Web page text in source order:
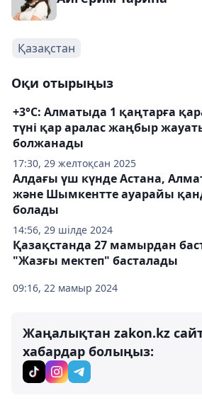
Қазақстан
Оқи отырыңыз
17:30, 29 желтоқсан 2025
+3°C: Алматыда 1 қаңтарға
түні қар аралас жаңбыр
болжанады
14:56, 29 шілде 2024
Алдағы үш күнде Астана,
және Шымкентте ауарайы
болады
09:16, 22 мамыр 2024
Қазақстанда 27 мамырдан
"Жазғы мектеп" басталады
Жаңалықтан zakon.kz
хабардар болыңыз: